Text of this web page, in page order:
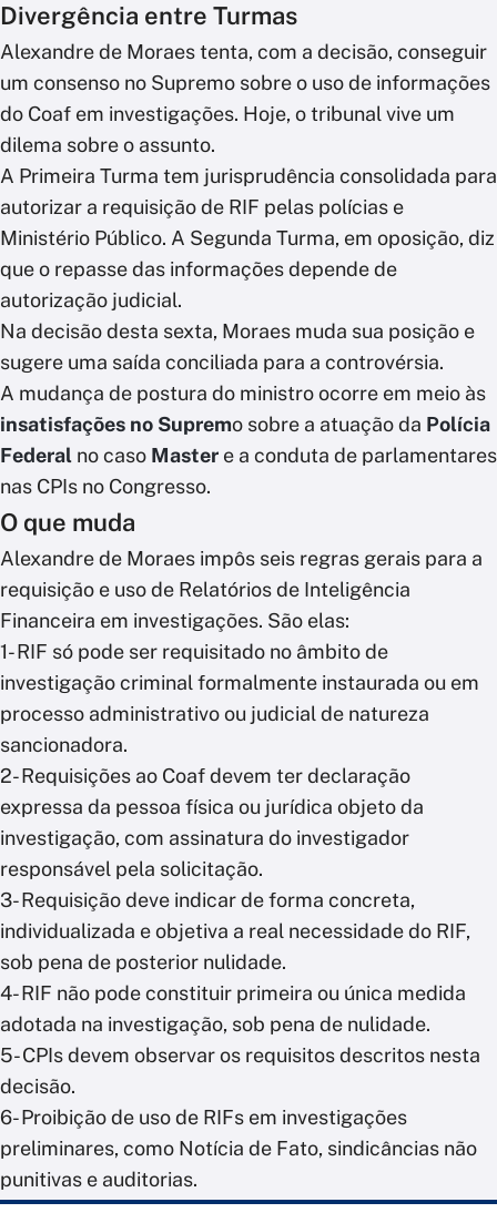
Divergência entre Turmas
Alexandre de Moraes tenta, com a decisão, conseguir
um consenso no Supremo sobre o uso de informações
do Coaf em investigações. Hoje, o tribunal vive um
dilema sobre o assunto.
A Primeira Turma tem jurisprudência consolidada para
autorizar a requisição de RIF pelas polícias e
Ministério Público. A Segunda Turma, em oposição, diz
que o repasse das informações depende de
autorização judicial.
Na decisão desta sexta, Moraes muda sua posição e
sugere uma saída conciliada para a controvérsia.
A mudança de postura do ministro ocorre em meio às
insatisfações no Supremo sobre a atuação da Polícia
Federal no caso Master e a conduta de parlamentares
nas CPIs no Congresso.
O que muda
Alexandre de Moraes impôs seis regras gerais para a
requisição e uso de Relatórios de Inteligência
Financeira em investigações. São elas:
1- RIF só pode ser requisitado no âmbito de
investigação criminal formalmente instaurada ou em
processo administrativo ou judicial de natureza
sancionadora.
2- Requisições ao Coaf devem ter declaração
expressa da pessoa física ou jurídica objeto da
investigação, com assinatura do investigador
responsável pela solicitação.
3- Requisição deve indicar de forma concreta,
individualizada e objetiva a real necessidade do RIF,
sob pena de posterior nulidade.
4- RIF não pode constituir primeira ou única medida
adotada na investigação, sob pena de nulidade.
5- CPIs devem observar os requisitos descritos nesta
decisão.
6- Proibição de uso de RIFs em investigações
preliminares, como Notícia de Fato, sindicâncias não
punitivas e auditorias.